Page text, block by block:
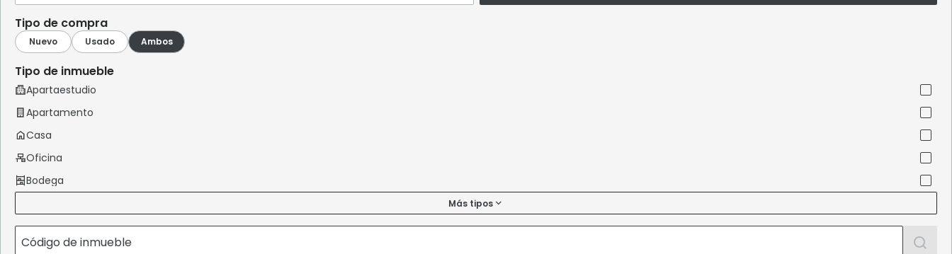
Tipo de compra
Tipo de inmueble
Más tipos